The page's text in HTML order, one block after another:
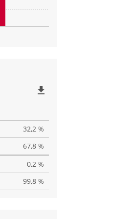
file_download
32,2 %
67,8 %
0,2 %
99,8 %